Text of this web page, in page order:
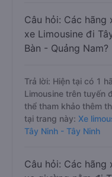
Câu hỏi: Các hãng
xe Limousine đi
Bàn - Quảng Nam?
Trả lời: Hiện tại có 1
Limousine trên tuyến
thể tham khảo thêm
tại trang này: Xe
Tây Ninh - Tây Ninh
Câu hỏi: Các hãng